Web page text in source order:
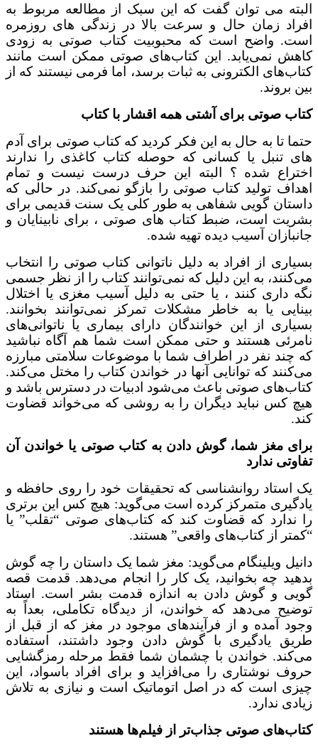
می توان گفت که این سبک از مطالعه مربوط به
زمان حال و سرعت بالا در زندگی های روزمره
واضح است که محبوبیت کتاب صوتی به زودی
نمی‌یابد. این کتاب‌های صوتی ممکن است مانند
الکترونی به ثبات برسد، اما فرمی نیستند که از
صوتی برای آشتی همه اقشار با کتاب
تا به حال به این فکر کردید که کتاب صوتی برای آدم
تنبل یا کسانی که حوصله کتاب کاغذی را ندارند
شده ؟ البته این حرف درست نیست و تمام
تولید کتاب صوتی را بازگو نمی‌کند. در حالی که
گویی شفاهی به طور کلی یک سنت قدیمی برای
است، ضبط‌ کتاب های صوتی ، برای نابینایان و
آسیب دیده تهیه شده.
از افراد به دلیل ناتوانی کتاب صوتی را انتخاب
به این دلیل که نمی‌توانند کتاب را از نظر جسمی
داری کنند ، یا حتی به دلیل آسیب مغزی یا اختلال
یا به خاطر مشکلات تمرکز نمی‌توانند بخوانند.
از این خوانندگان دارای بیماری یا ناتوانی‌های
هستند و حتی ممکن است شما هم آگاه نباشید
نفر در اطراف شما با موضوعات سلامتی مبارزه
که توانایی آنها در خواندن کتاب را مختل می‌کند.
صوتی باعث می‌شود ادبیات در دسترس باشد و
کس نباید دیگران را به روشی که می‌خواند قضاوت
مغز شما، گوش دادن به کتاب صوتی یا خواندن آن
ندارد
روانشناسی که تحقیقات خود را روی حافظه و
متمرکز کرده است می‌گوید: هیچ کس این برتری
که قضاوت کند که کتاب‌های صوتی “تقلب” یا
از کتاب‌های واقعی” هستند.
ویلینگام می‌گوید: مغز شما یک داستان را چه گوش
چه بخوانید، یک کار را انجام می‌دهد. قدمت قصه
و گوش دادن به اندازه قدمت بشر است. استاد
می‌دهد که خواندن، از دیدگاه تکاملی، بعداً به
آمده و از فرآیندهای موجود در مغز که از قبل از
یادگیری با گوش دادن وجود داشتند، استفاده
خواندن با چشمان شما فقط مرحله رمزگشایی
نوشتاری را می‌افزاید و برای افراد باسواد، این
است که در اصل اتوماتیک است و نیازی به تلاش
ندارد.
صوتی جذاب‌تر از فیلم‌ها هستند